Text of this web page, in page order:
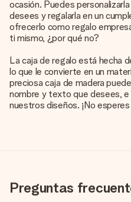
ocasión. Puedes
desees y regalarla en un
ofrecerlo como regalo
ti mismo, ¿por qué no?
La caja de regalo está hecha
lo que le convierte en un
preciosa caja de madera
nombre y texto que desees, e
nuestros diseños. ¡No
Preguntas